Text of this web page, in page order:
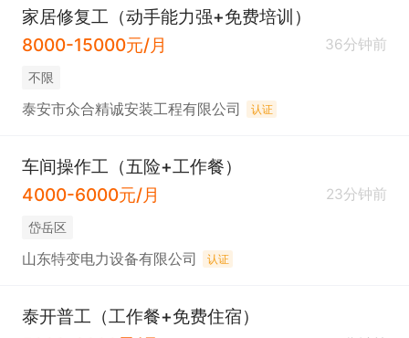
家居修复工（动手能力强+免费培训）
8000-15000元/月
36分钟前
不限
泰安市众合精诚安装工程有限公司 认证
车间操作工（五险+工作餐）
4000-6000元/月
23分钟前
岱岳区
山东特变电力设备有限公司 认证
泰开普工（工作餐+免费住宿）